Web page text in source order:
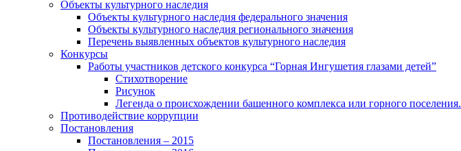
Объекты культурного наследия
Объекты культурного наследия федерального значения
Объекты культурного наследия регионального значения
Перечень выявленных объектов культурного наследия
Конкурсы
Работы участников детского конкурса “Горная Ингушетия глазами детей”
Стихотворение
Рисунок
Легенда о происхождении башенного комплекса или горного поселения.
Противодействие коррупции
Постановления
Постановления – 2015